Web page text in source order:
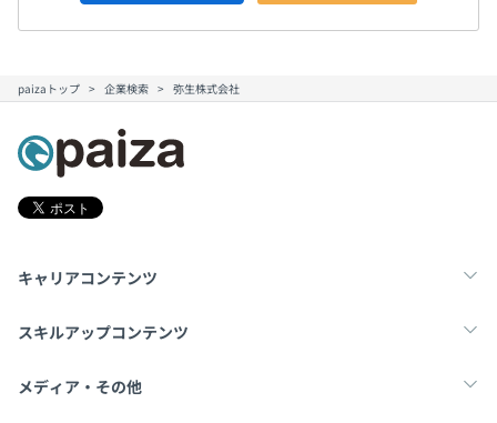
paizaトップ 企業検索 弥生株式会社
キャリアコンテンツ
転職・キャリア
スキルアップコンテンツ
学習
メディア・その他